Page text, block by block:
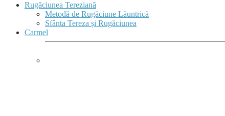
Rugăciunea Tereziană
Metodă de Rugăciune Lăuntrică
Sfânta Tereza și Rugăciunea
Carmel